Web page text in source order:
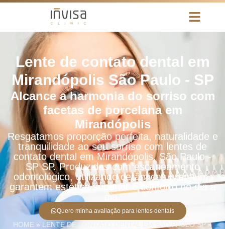
Lente de contato dental em
Mirandópolis São Paulo - SP
Alcance a harmonia do sorriso com
facetas de porcelana em
Mirandópolis
Resgatamos proporção perfeita, naturalidade e
tranquilidade ao seu sorriso com lentes de
contato dental em Mirandópolis, São Paulo -
SP SP. Produzidas com escaneamento
odontológico, utilizando cerâmicas premium,
garantem estética superior e conforto no dia a
dia.
Quero minha avaliação para lentes dentais
HOME » LENTE DE CONTATO DENTAL EM SÃO PAULO SP»